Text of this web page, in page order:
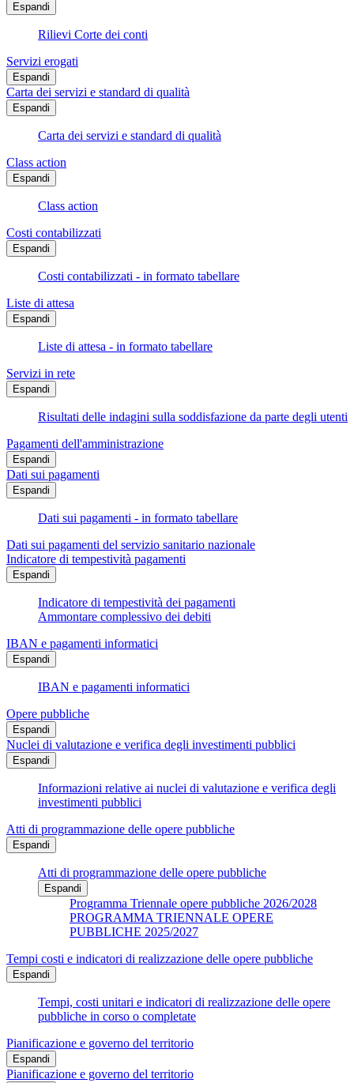
Espandi
Rilievi Corte dei conti
Servizi erogati
Espandi
Carta dei servizi e standard di qualità
Espandi
Carta dei servizi e standard di qualità
Class action
Espandi
Class action
Costi contabilizzati
Espandi
Costi contabilizzati - in formato tabellare
Liste di attesa
Espandi
Liste di attesa - in formato tabellare
Servizi in rete
Espandi
Risultati delle indagini sulla soddisfazione da parte degli utenti
Pagamenti dell'amministrazione
Espandi
Dati sui pagamenti
Espandi
Dati sui pagamenti - in formato tabellare
Dati sui pagamenti del servizio sanitario nazionale
Indicatore di tempestività pagamenti
Espandi
Indicatore di tempestività dei pagamenti
Ammontare complessivo dei debiti
IBAN e pagamenti informatici
Espandi
IBAN e pagamenti informatici
Opere pubbliche
Espandi
Nuclei di valutazione e verifica degli investimenti pubblici
Espandi
Informazioni relative ai nuclei di valutazione e verifica degli
investimenti pubblici
Atti di programmazione delle opere pubbliche
Espandi
Atti di programmazione delle opere pubbliche
Espandi
Programma Triennale opere pubbliche 2026/2028
PROGRAMMA TRIENNALE OPERE
PUBBLICHE 2025/2027
Tempi costi e indicatori di realizzazione delle opere pubbliche
Espandi
Tempi, costi unitari e indicatori di realizzazione delle opere
pubbliche in corso o completate
Pianificazione e governo del territorio
Espandi
Pianificazione e governo del territorio